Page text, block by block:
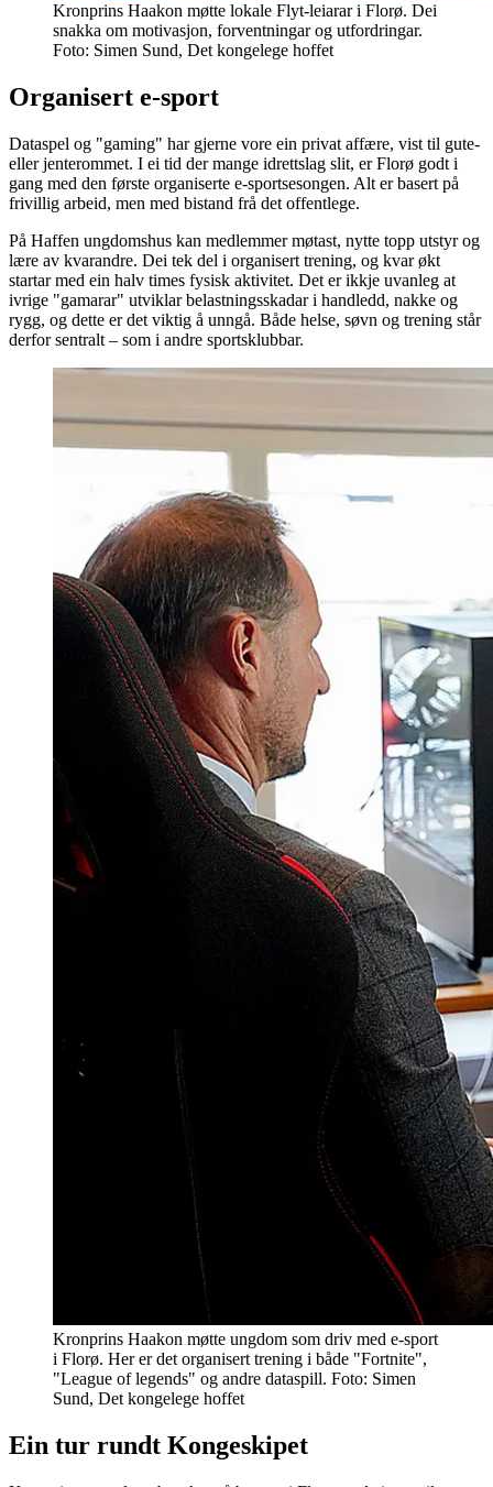
Kronprins Haakon møtte lokale Flyt-leiarar i Florø. Dei
snakka om motivasjon, forventningar og utfordringar.
Foto: Simen Sund, Det kongelege hoffet
Organisert e-sport
Dataspel og "gaming" har gjerne vore ein privat affære, vist til gute-
eller jenterommet. I ei tid der mange idrettslag slit, er Florø godt i
gang med den første organiserte e-sportsesongen. Alt er basert på
frivillig arbeid, men med bistand frå det offentlege.
På Haffen ungdomshus kan medlemmer møtast, nytte topp utstyr og
lære av kvarandre. Dei tek del i organisert trening, og kvar økt
startar med ein halv times fysisk aktivitet. Det er ikkje uvanleg at
ivrige "gamarar" utviklar belastningsskadar i handledd, nakke og
rygg, og dette er det viktig å unngå. Både helse, søvn og trening står
derfor sentralt – som i andre sportsklubbar.
Kronprins Haakon møtte ungdom som driv med e-sport
i Florø. Her er det organisert trening i både "Fortnite",
"League of legends" og andre dataspill. Foto: Simen
Sund, Det kongelege hoffet
Ein tur rundt Kongeskipet